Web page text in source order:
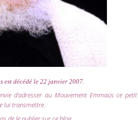
est décédé le 22 janvier 2007.
d'adresser au Mouvement Emmaüs ce petit
lui transmettre.